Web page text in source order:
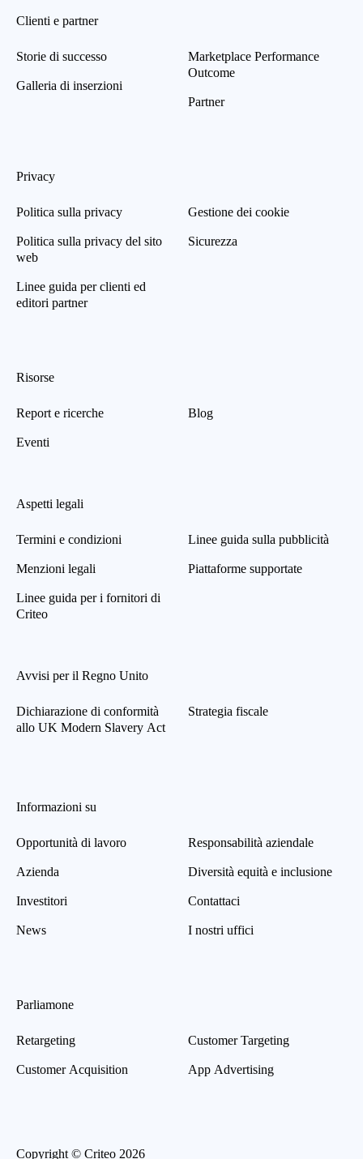
Clienti e partner
Storie di successo
Galleria di inserzioni
Marketplace Performance
Outcome
Partner
Privacy
Politica sulla privacy
Politica sulla privacy del sito
web
Linee guida per clienti ed
editori partner
Gestione dei cookie
Sicurezza
Risorse
Report e ricerche
Eventi
Blog
Aspetti legali
Termini e condizioni
Menzioni legali
Linee guida per i fornitori di
Criteo
Linee guida sulla pubblicità
Piattaforme supportate
Avvisi per il Regno Unito
Dichiarazione di conformità
allo UK Modern Slavery Act
Strategia fiscale
Informazioni su
Opportunità di lavoro
Azienda
Investitori
News
Responsabilità aziendale
Diversità equità e inclusione
Contattaci
I nostri uffici
Parliamone
Retargeting
Customer Acquisition
Customer Targeting
App Advertising
Copyright © Criteo 2026